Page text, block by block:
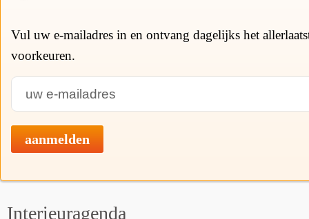
Vul uw e-mailadres in en ontvang dagelijks het
voorkeuren.
aanmelden
Interieuragenda